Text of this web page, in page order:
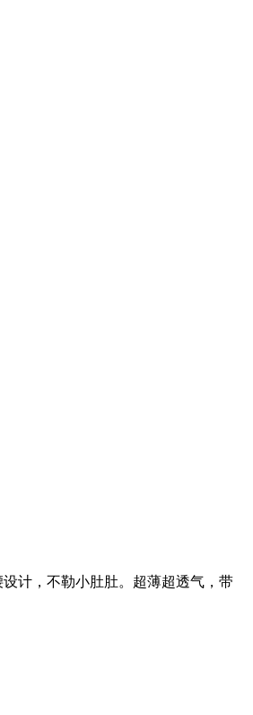
计，不勒小肚肚。超薄超透气，带